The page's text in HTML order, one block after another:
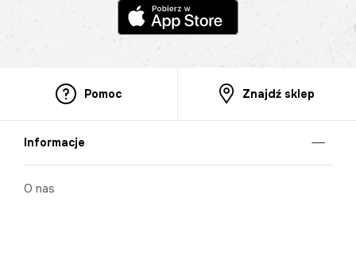
Pomoc Znajdź sklep
Informacje
O nas